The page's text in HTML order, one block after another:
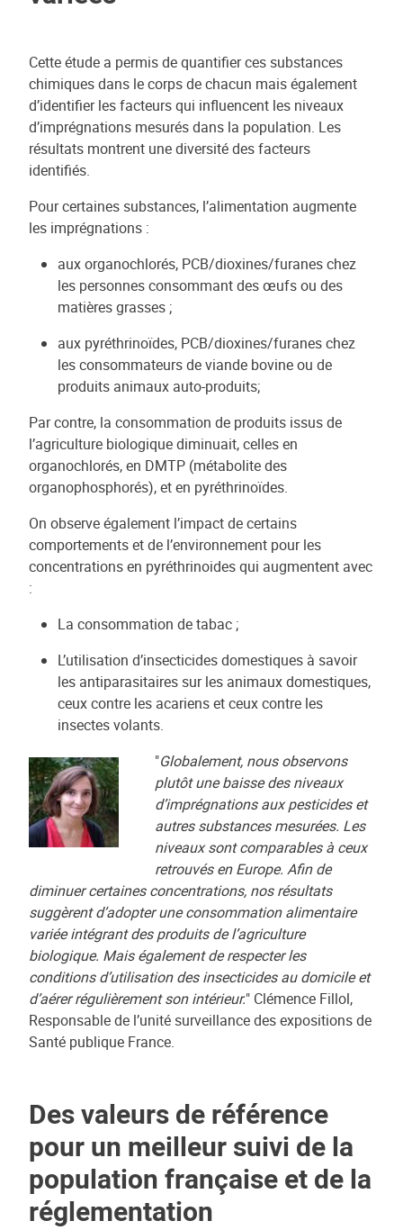
Cette étude a permis de quantifier ces substances
chimiques dans le corps de chacun mais également
d’identifier les facteurs qui influencent les niveaux
d’imprégnations mesurés dans la population. Les
résultats montrent une diversité des facteurs
identifiés.
Pour certaines substances, l’alimentation augmente
les imprégnations :
aux organochlorés, PCB/dioxines/furanes chez
les personnes consommant des œufs ou des
matières grasses ;
aux pyréthrinoïdes, PCB/dioxines/furanes chez
les consommateurs de viande bovine ou de
produits animaux auto-produits;
Par contre, la consommation de produits issus de
l’agriculture biologique diminuait, celles en
organochlorés, en DMTP (métabolite des
organophosphorés), et en pyréthrinoïdes.
On observe également l’impact de certains
comportements et de l’environnement pour les
concentrations en pyréthrinoides qui augmentent avec
:
La consommation de tabac ;
L’utilisation d’insecticides domestiques à savoir
les antiparasitaires sur les animaux domestiques,
ceux contre les acariens et ceux contre les
insectes volants.
"Globalement, nous observons
plutôt une baisse des niveaux
d’imprégnations aux pesticides et
autres substances mesurées. Les
niveaux sont comparables à ceux
retrouvés en Europe. Afin de
diminuer certaines concentrations, nos résultats
suggèrent d’adopter une consommation alimentaire
variée intégrant des produits de l’agriculture
biologique. Mais également de respecter les
conditions d’utilisation des insecticides au domicile et
d’aérer régulièrement son intérieur." Clémence Fillol,
Responsable de l’unité surveillance des expositions de
Santé publique France.
Des valeurs de référence
pour un meilleur suivi de la
population française et de la
réglementation